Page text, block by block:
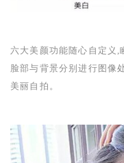
六大美颜功能随心自定义
脸部与背景分别进行图像
美丽自拍。